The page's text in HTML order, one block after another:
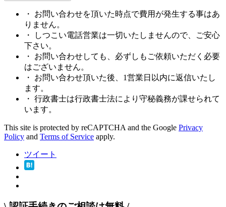
・ お問い合わせを頂いた時点で費用が発生する事はあ
りません。
・ しつこい電話営業は一切いたしませんので、ご安心
下さい。
・ お問い合わせしても、必ずしもご依頼いただく必要
はございません。
・ お問い合わせ頂いた後、1営業日以内に返信いたし
ます。
・ 行政書士は行政書士法により守秘義務が課せられて
います。
This site is protected by reCAPTCHA and the Google Privacy
Policy and Terms of Service apply.
ツイート